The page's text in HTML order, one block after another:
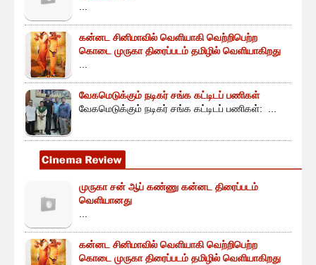
...
கன்னட சினிமாவில் வெளியாகி வெற்றிபெற்ற
கொடை முருகா திரைப்படம் தமிழில் வெளியாகிறது
...
வேகமெடுக்கும் நடிகர் சங்க கட்டிடப் பணிகள்
வேகமெடுக்கும் நடிகர் சங்க கட்டிடப் பணிகள்: ...
முருகா சன் ஆப் கண்ணு கன்னட திரைப்படம்
வெளியானது
...
கன்னட சினிமாவில் வெளியாகி வெற்றிபெற்ற
கொடை முருகா திரைப்படம் தமிழில் வெளியாகிறது